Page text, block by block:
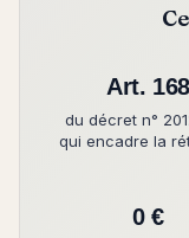
Art. 168
du décret n°
qui encadre la
0 €